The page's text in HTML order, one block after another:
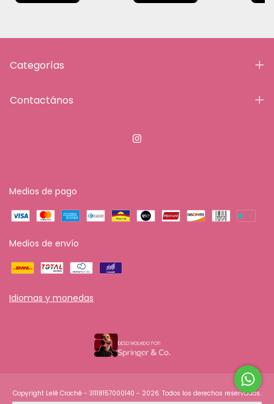
Categorías
Contactános
Medios de pago
Medios de envío
Idiomas y monedas
Copyright Lelê Crochê - 31118157000140 - 2026. Todos los derechos reservados.